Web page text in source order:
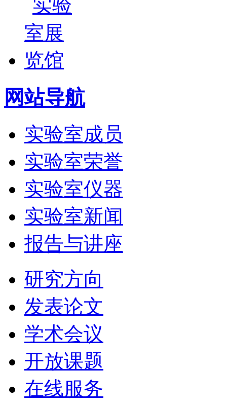
网站导航
实验室成员
实验室荣誉
实验室仪器
实验室新闻
报告与讲座
研究方向
发表论文
学术会议
开放课题
在线服务